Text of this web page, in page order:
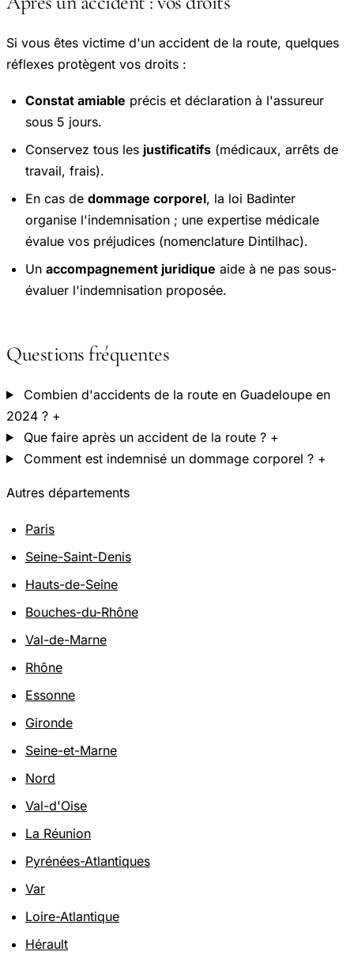
Si vous êtes victime d'un accident de la route, quelques
réflexes protègent vos droits :
Constat amiable précis et déclaration à l'assureur
sous 5 jours.
Conservez tous les justificatifs (médicaux, arrêts de
travail, frais).
En cas de dommage corporel, la loi Badinter
organise l'indemnisation ; une expertise médicale
évalue vos préjudices (nomenclature Dintilhac).
Un accompagnement juridique aide à ne pas sous-
évaluer l'indemnisation proposée.
Questions fréquentes
Combien d'accidents de la route en Guadeloupe en
2024 ? +
Que faire après un accident de la route ? +
Comment est indemnisé un dommage corporel ? +
Autres départements
Paris
Seine-Saint-Denis
Hauts-de-Seine
Bouches-du-Rhône
Val-de-Marne
Rhône
Essonne
Gironde
Seine-et-Marne
Nord
Val-d'Oise
La Réunion
Pyrénées-Atlantiques
Var
Loire-Atlantique
Hérault